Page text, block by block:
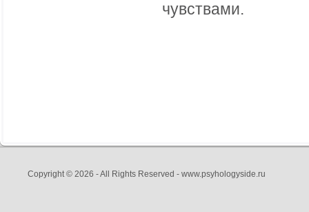
чувствами.
Copyright © 2026 - All Rights Reserved - www.psyhologyside.ru